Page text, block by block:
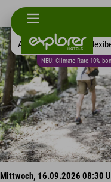
NEU: Climate Rate 10%
Alle Hotels
Mittwoch, 16.09.2026 08:30